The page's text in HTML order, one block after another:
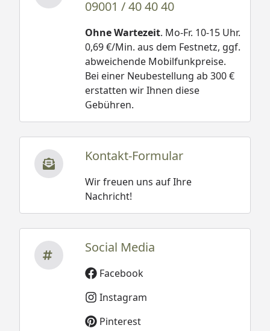
09001 / 40 40 40
Ohne Wartezeit. Mo-Fr. 10-15 Uhr.
0,69 €/Min. aus dem Festnetz, ggf.
abweichende Mobilfunkpreise.
Bei einer Neubestellung ab 300 €
erstatten wir Ihnen diese
Gebühren.
Kontakt-Formular
Wir freuen uns auf Ihre
Nachricht!
Social Media
Facebook
Instagram
Pinterest